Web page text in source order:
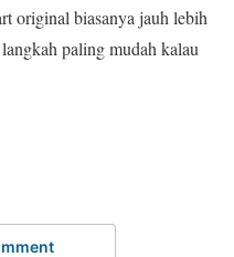
original biasanya jauh lebih
paling mudah kalau